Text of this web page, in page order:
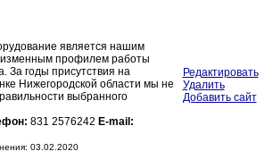
является нашим
профилем работы
За годы присутствия на
Нижегородской области мы не
выбранного
831 2576242 E-mail:
03.02.2020
Редактировать
Удалить
Добавить сайт